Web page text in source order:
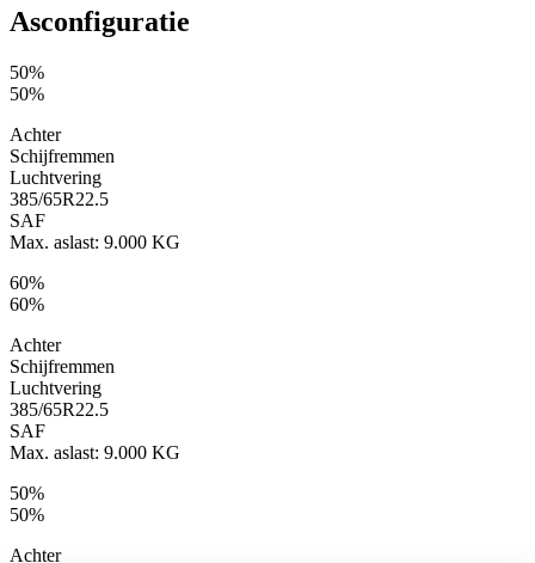
Asconfiguratie
50%
50%
Achter
Schijfremmen
Luchtvering
385/65R22.5
SAF
Max. aslast: 9.000 KG
60%
60%
Achter
Schijfremmen
Luchtvering
385/65R22.5
SAF
Max. aslast: 9.000 KG
50%
50%
Achter